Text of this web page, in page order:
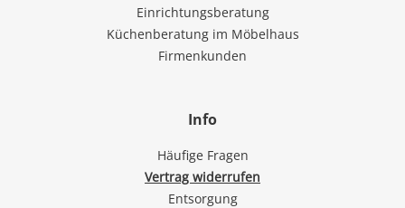
Einrichtungsberatung
Küchenberatung im Möbelhaus
Firmenkunden
Info
Häufige Fragen
Vertrag widerrufen
Entsorgung